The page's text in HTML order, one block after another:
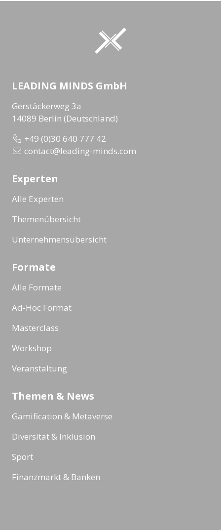
LEADING MINDS GmbH
Gerstäckerweg 3a
14089 Berlin (Deutschland)
+49 (0)30 640 777 42
contact@leading-minds.com
Experten
Alle Experten
Themenübersicht
Unternehmensübersicht
Formate
Alle Formate
Ad-Hoc Format
Masterclass
Workshop
Veranstaltung
Themen & News
Gamification & Metaverse
Diversität & Inklusion
Sport
Finanzmarkt & Banken